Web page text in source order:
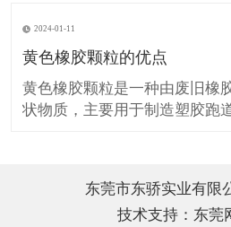
路面的耐久性和安全性。 沥青
有多种，其中一种常用的方法
粉末，然后作为
2024-01-11
黄色橡胶颗粒的优点
黄色橡胶颗粒是一种由废旧橡
状物质，主要用于制造塑胶跑
性能，可以在户外长时间使用
制造过程中，黄色橡
东莞市东骄实业有限
技术支持： 东莞